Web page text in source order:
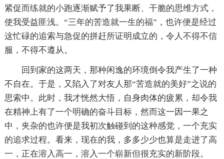
紧促而练就的小跑逐渐赋予了我果断、干脆的思维方式，
使我受益匪浅。“三年的苦造就一生的福”，也许便是经过
这忙碌的追索与急促的拼赶所证明成立的，令人不得不信
服，不得不遵从。
回到家的这两天，那种闲逸的环境倒令我产生了一种
不自在。于是，又陷入了对友人那“苦造就的美好”之说的
思索中。此时，我才恍然大悟，自身肉体的疲累，却令我
在精神上有了一个明确的奋斗目标，然而这一因一果之
中，夹杂的也许便是我初次触碰到的这种感觉，一个充实
的追求过程。看来，现在的我，多多少少也算是走进了高
一，正在溶入高一，溶入一个崭新但很充实的新阶段。